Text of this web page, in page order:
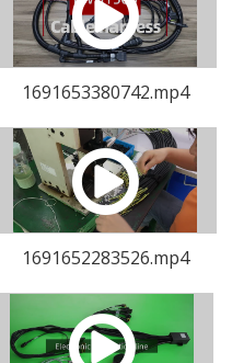
1691653380742.mp4
1691652283526.mp4